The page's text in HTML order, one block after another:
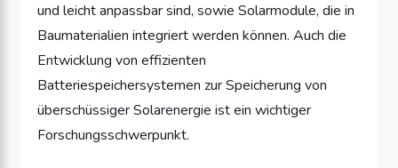
und leicht anpassbar sind, sowie Solarmodule, die in
Baumaterialien integriert werden können. Auch die
Entwicklung von effizienten
Batteriespeichersystemen zur Speicherung von
überschüssiger Solarenergie ist ein wichtiger
Forschungsschwerpunkt.